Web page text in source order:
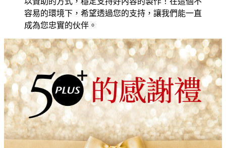
容易的環境下，希望透過您的支持，讓我們能一直
成為您忠實的伙伴。